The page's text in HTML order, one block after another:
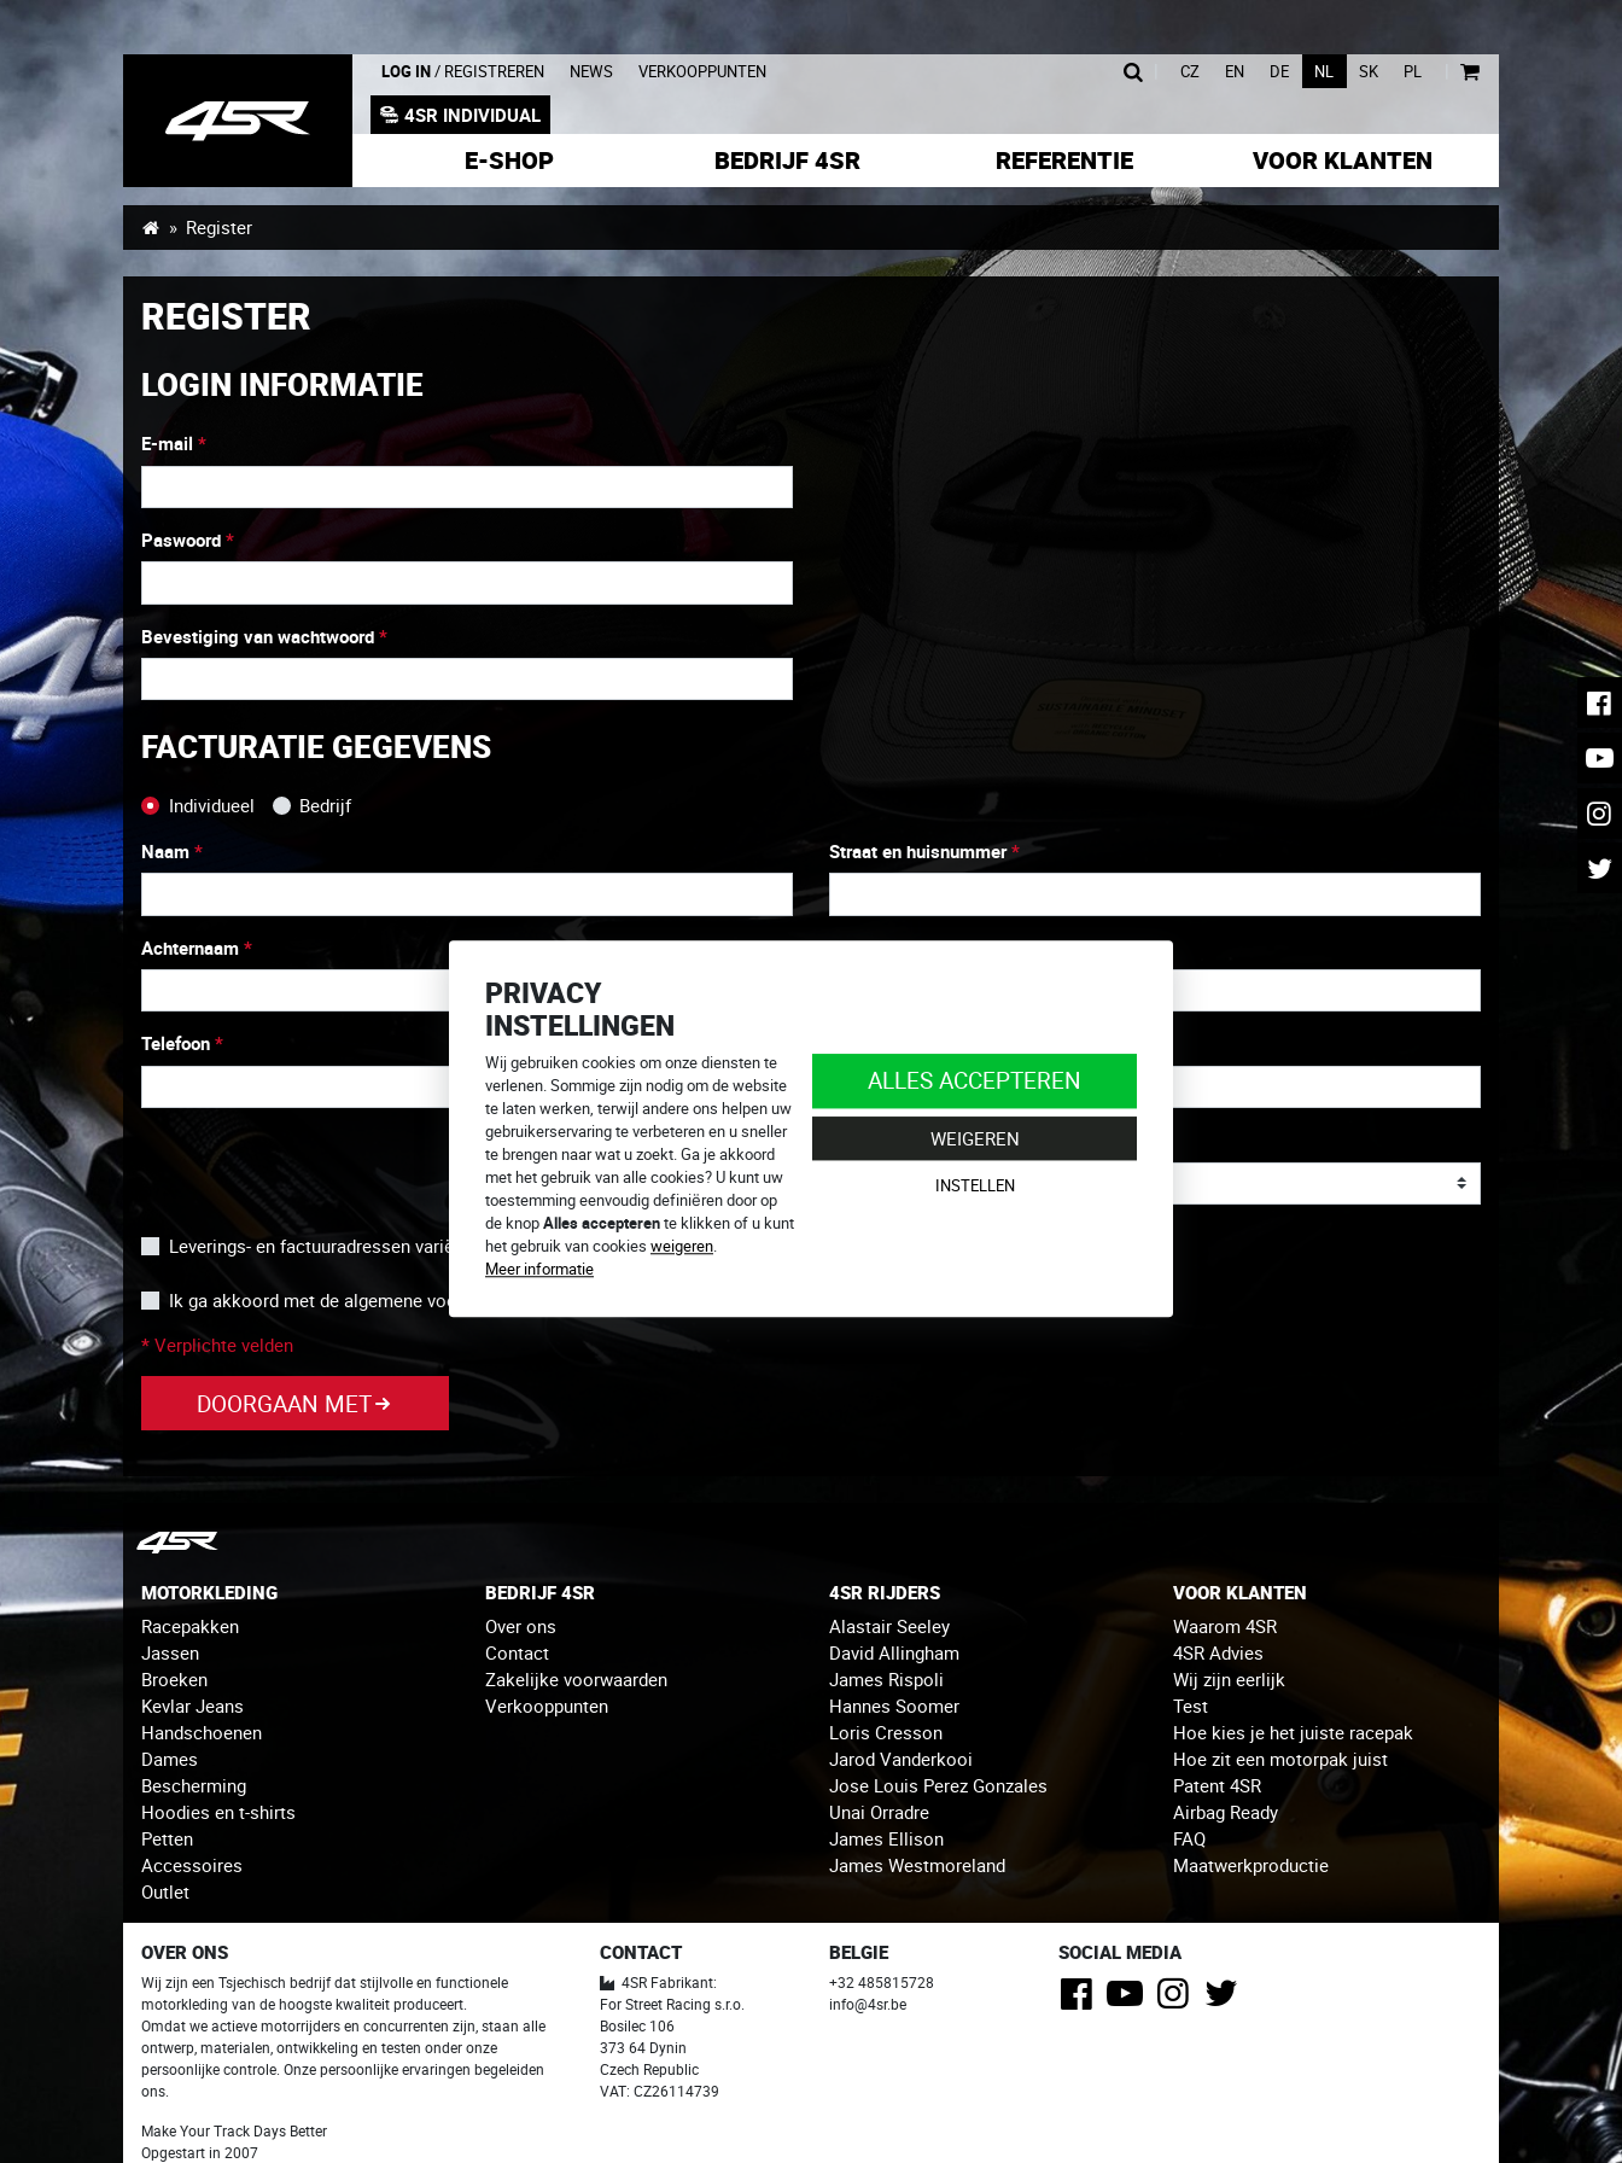
PRIVACY
INSTELLINGEN
Wij gebruiken cookies om onze diensten te
verlenen. Sommige zijn nodig om de website
te laten werken, terwijl andere ons helpen uw
gebruikerservaring te verbeteren en u sneller
te brengen naar wat u zoekt. Ga je akkoord
met het gebruik van alle cookies? U kunt uw
toestemming eenvoudig definiëren door op
de knopAlles accepterente klikken of u kunt
het gebruik van cookies weigeren.
Meer informatie
ALLES ACCEPTEREN
WEIGEREN
INSTELLEN
LOG IN / REGISTREREN NEWS VERKOOPPUNTEN
4SR INDIVIDUAL
CZ EN DE NL SK PL
E-SHOP BEDRIJF 4SR REFERENTIE VOOR KLANTEN
Register
REGISTER
LOGIN INFORMATIE
E-mail *
Paswoord *
Bevestiging van wachtwoord *
FACTURATIE GEGEVENS
Individueel
Bedrijf
Naam *
Achternaam *
Telefoon *
Straat en huisnummer *
Gemeente*
Leverings- en factuuradressen variëren
Ik ga akkoord met de algemene voorwaarden
* Verplichte velden
DOORGAAN MET
MOTORKLEDING
Racepakken
Jassen
Broeken
Kevlar Jeans
Handschoenen
Dames
Bescherming
Hoodies en t-shirts
Petten
Accessoires
Outlet
BEDRIJF 4SR
Over ons
Contact
Zakelijke voorwaarden
Verkooppunten
4SR RIJDERS
Alastair Seeley
David Allingham
James Rispoli
Hannes Soomer
Loris Cresson
Jarod Vanderkooi
Jose Louis Perez Gonzales
Unai Orradre
James Ellison
James Westmoreland
VOOR KLANTEN
Waarom 4SR
4SR Advies
Wij zijn eerlijk
Test
Hoe kies je het juiste racepak
Hoe zit een motorpak juist
Patent 4SR
Airbag Ready
FAQ
Maatwerkproductie
OVER ONS
Wij zijn een Tsjechisch bedrijf dat stijlvolle en functionele
motorkleding van de hoogste kwaliteit produceert.
Omdat we actieve motorrijders en concurrenten zijn, staan ​​alle
ontwerp, materialen, ontwikkeling en testen onder onze
persoonlijke controle. Onze persoonlijke ervaringen begeleiden
ons.
Make Your Track Days Better
Opgestart in 2007
CONTACT
4SR Fabrikant:
For Street Racing s.r.o.
Bosilec 106
373 64 Dynin
Czech Republic
VAT: CZ26114739
BELGIE
+32 485815728
info@4sr.be
SOCIAL MEDIA